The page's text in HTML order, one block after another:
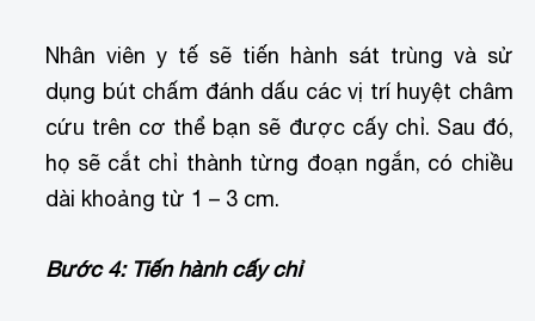
Nhân viên y tế sẽ tiến hành sát trùng và sử
dụng bút chấm đánh dấu các vị trí huyệt châm
cứu trên cơ thể bạn sẽ được cấy chỉ. Sau đó,
họ sẽ cắt chỉ thành từng đoạn ngắn, có chiều
dài khoảng từ 1 – 3 cm.
Bước 4: Tiến hành cấy chỉ